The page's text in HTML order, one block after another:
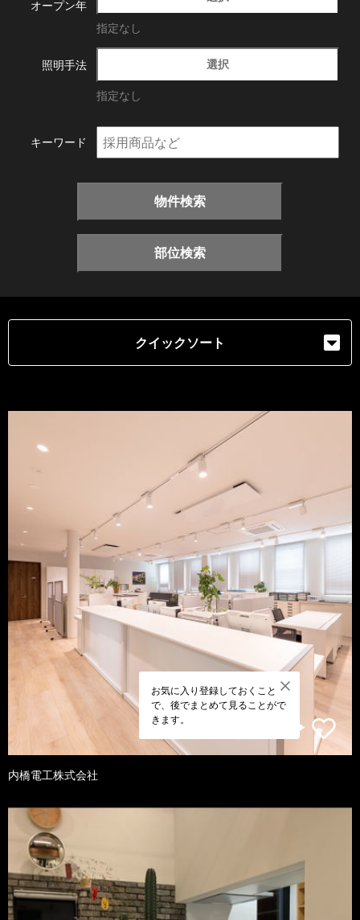
オープン年
指定なし
照明手法 選択
指定なし
キーワード
物件検索
部位検索
クイックソート
お気に入り登録しておくこと
で、後でまとめて見ることがで
きます。
内橋電工株式会社